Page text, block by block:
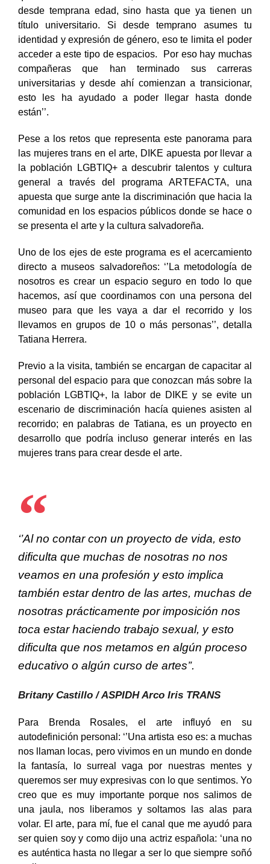
que terminó sus estudios, no muestran su identidad
desde temprana edad, sino hasta que ya tienen un
título universitario. Si desde temprano asumes tu
identidad y expresión de género, eso te limita el poder
acceder a este tipo de espacios. Por eso hay muchas
compañeras que han terminado sus carreras
universitarias y desde ahí comienzan a transicionar,
esto les ha ayudado a poder llegar hasta donde
Pese a los retos que representa este panorama para
las mujeres trans en el arte, DIKE apuesta por llevar a
la población LGBTIQ+ a descubrir talentos y cultura
general a través del programa ARTEFACTA, una
apuesta que surge ante la discriminación que hacia la
comunidad en los espacios públicos donde se hace o
Uno de los ejes de este programa es el acercamiento
directo a museos salvadoreños: ‘’La metodología de
nosotros es crear un espacio seguro en todo lo que
hacemos, así que coordinamos con una persona del
museo para que les vaya a dar el recorrido y los
llevamos en grupos de 10 o más personas’’, detalla
Previo a la visita, también se encargan de capacitar al
personal del espacio para que conozcan más sobre la
población LGBTIQ+, la labor de DIKE y se evite un
escenario de discriminación hacía quienes asisten al
recorrido; en palabras de Tatiana, es un proyecto en
desarrollo que podría incluso generar interés en las
‘’Al no contar con un proyecto de vida, esto
dificulta que muchas de nosotras no nos
veamos en una profesión y esto implica
también estar dentro de las artes, muchas de
nosotras prácticamente por imposición nos
toca estar haciendo trabajo sexual, y esto
dificulta que nos metamos en algún proceso
Para Brenda Rosales, el arte influyó en su
autodefinición personal: ‘’Una artista eso es: a muchas
nos llaman locas, pero vivimos en un mundo en donde
la fantasía, lo surreal vaga por nuestras mentes y
queremos ser muy expresivas con lo que sentimos. Yo
creo que es muy importante porque nos salimos de
una jaula, nos liberamos y soltamos las alas para
volar. El arte, para mí, fue el canal que me ayudó para
ser quien soy y como dijo una actriz española: ‘una no